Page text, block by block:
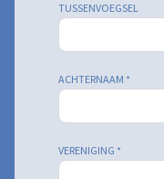
TUSSENVOEGSEL
ACHTERNAAM *
VERENIGING *